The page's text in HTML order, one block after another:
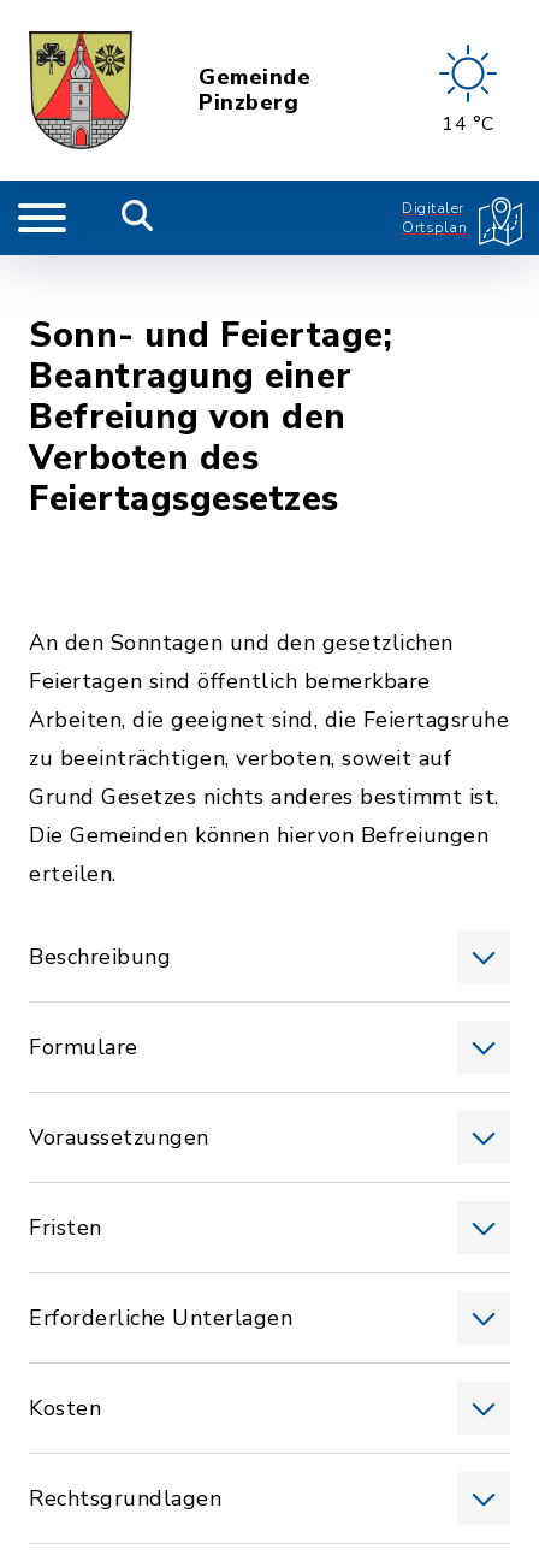
Gemeinde
Pinzberg
14 °C
Digitaler
Ortsplan
Sonn- und Feiertage;
Beantragung einer
Befreiung von den
Verboten des
Feiertagsgesetzes
An den Sonntagen und den gesetzlichen
Feiertagen sind öffentlich bemerkbare
Arbeiten, die geeignet sind, die Feiertagsruhe
zu beeinträchtigen, verboten, soweit auf
Grund Gesetzes nichts anderes bestimmt ist.
Die Gemeinden können hiervon Befreiungen
erteilen.
Beschreibung
Formulare
Voraussetzungen
Fristen
Erforderliche Unterlagen
Kosten
Rechtsgrundlagen